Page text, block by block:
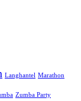
Langhantel Marathon
Zumba Party